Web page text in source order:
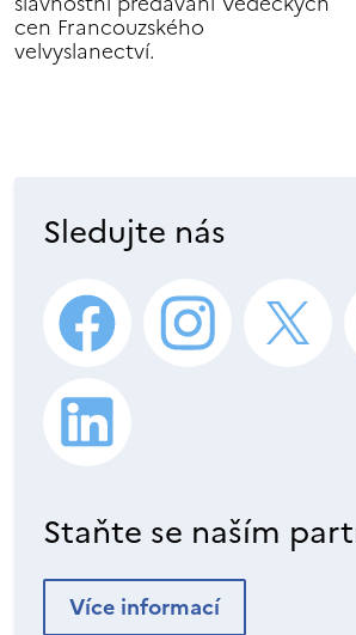
cen Francouzského
velvyslanectví.
Sledujte nás
Staňte se naším
Více informací